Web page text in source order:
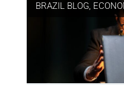
BRAZIL BLOG,